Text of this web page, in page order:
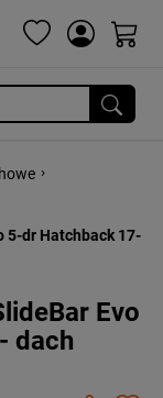
›
5-dr Hatchback 17-
Evo
dach